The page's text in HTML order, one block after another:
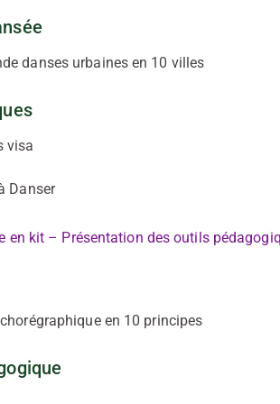
danses urbaines en 10 villes
visa
Danser
en kit – Présentation des outils
en 10 principes